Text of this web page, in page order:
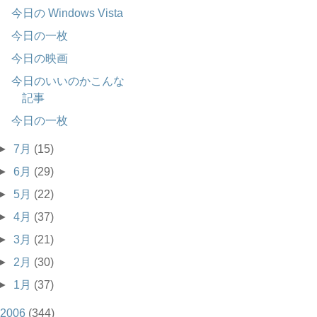
今日の Windows Vista
今日の一枚
今日の映画
今日のいいのかこんな
記事
今日の一枚
7月 (15)
6月 (29)
5月 (22)
4月 (37)
3月 (21)
2月 (30)
1月 (37)
2006 (344)